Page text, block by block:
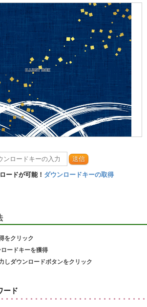
送信
ードが可能！ ダウンロードキーの取得
をクリック
ードキーを獲得
しダウンロードボタンをクリック
ード